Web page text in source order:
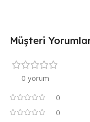
Müşteri
0 yorum
0
0